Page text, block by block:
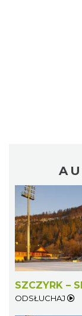
SZCZYRK –
ODSŁUCHAJ